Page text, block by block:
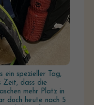
ein spezieller Tag,
Zeit, dass die
mehr Platz in
doch heute nach 5